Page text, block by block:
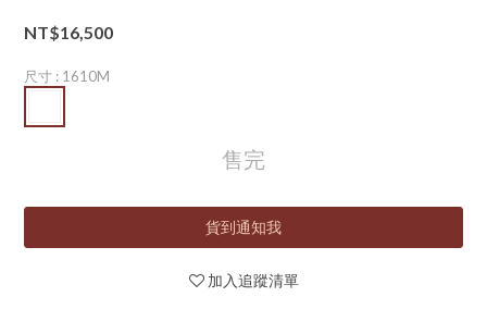
NT$16,500
尺寸 : 1610M
售完
貨到通知我
加入追蹤清單